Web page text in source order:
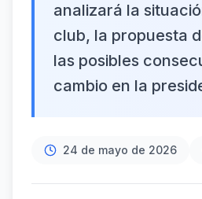
analizará la
club, la propuesta
las posibles
cambio en la
24 de mayo de 2026